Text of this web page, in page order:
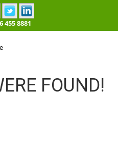
455 8881
FOUND!